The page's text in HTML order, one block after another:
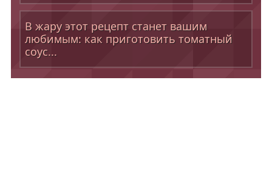
В жару этот рецепт станет вашим
любимым: как приготовить томатный
соус...